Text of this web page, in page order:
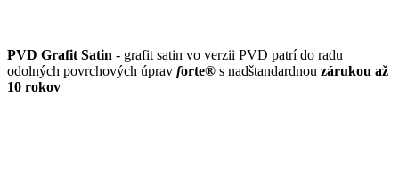
PVD Grafit Satin - grafit satin vo verzii PVD patrí do radu
odolných povrchových úprav forte® s nadštandardnou zárukou až
10 rokov